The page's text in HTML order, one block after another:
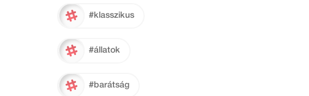
#klasszikus
#állatok
#barátság